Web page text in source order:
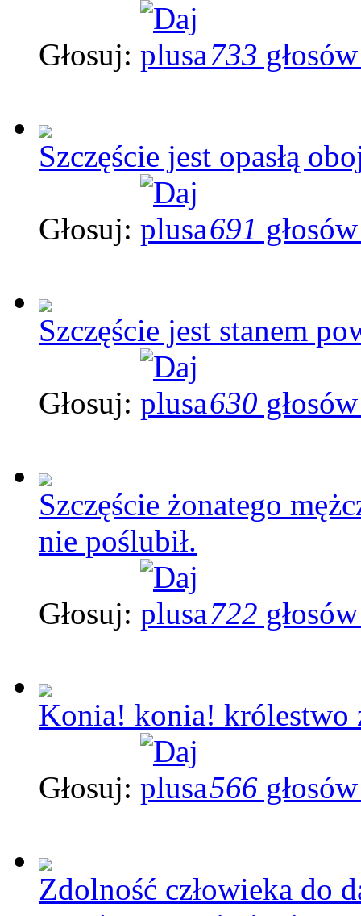
Głosuj: 733
Szczęście jest opasłą
Głosuj: 691
Szczęście jest stanem
Głosuj: 630
Szczęście żonatego
nie poślubił.
Głosuj: 722
Konia! konia! królestwo
Głosuj: 566
Zdolność człowieka do